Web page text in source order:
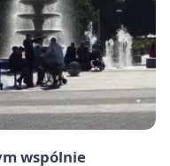
wspólnie